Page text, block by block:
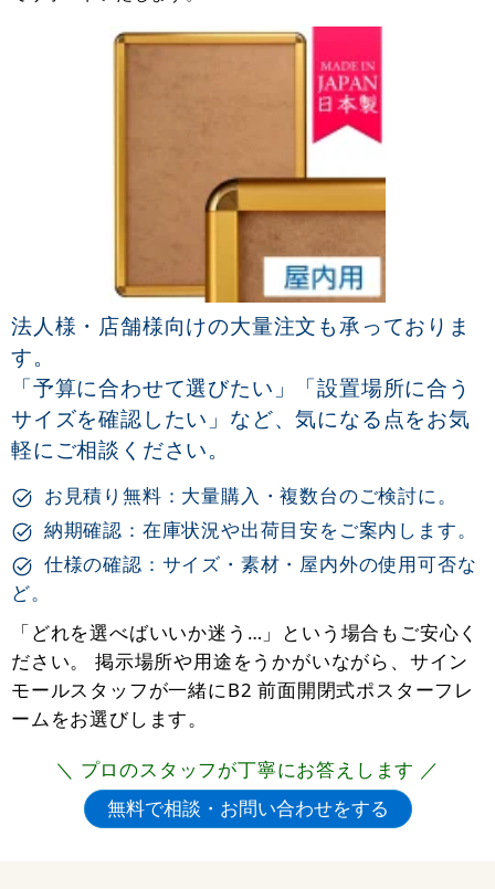
法人様・店舗様向けの大量注文も承っておりま
す。
「予算に合わせて選びたい」「設置場所に合う
サイズを確認したい」など、気になる点をお気
軽にご相談ください。
お見積り無料：大量購入・複数台のご検討に。
納期確認：在庫状況や出荷目安をご案内します。
仕様の確認：サイズ・素材・屋内外の使用可否な
ど。
「どれを選べばいいか迷う…」という場合もご安心く
ださい。 掲示場所や用途をうかがいながら、サイン
モールスタッフが一緒にB2 前面開閉式ポスターフレ
ームをお選びします。
＼ プロのスタッフが丁寧にお答えします ／